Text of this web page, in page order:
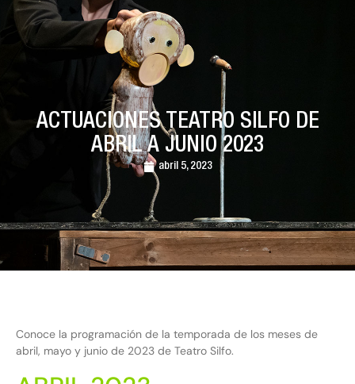
ACTUACIONES TEATRO SILFO DE
ABRIL A JUNIO 2023
abril 5, 2023
Conoce la programación de la temporada de los meses de
abril, mayo y junio de 2023 de Teatro Silfo.